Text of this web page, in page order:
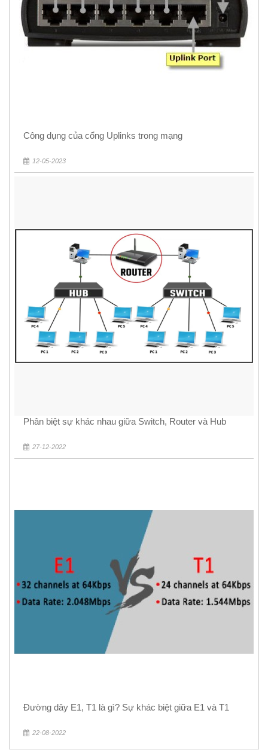
Công dụng của cổng Uplinks trong mạng
12-05-2023
Phân biệt sự khác nhau giữa Switch, Router và Hub
27-12-2022
Đường dây E1, T1 là gì? Sự khác biệt giữa E1 và T1
22-08-2022